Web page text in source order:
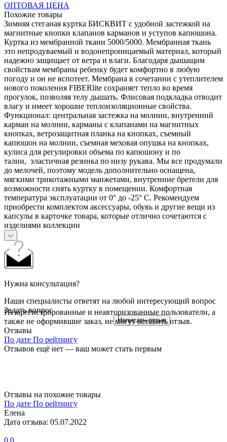
ОПТОВАЯ ЦЕНА
Похожие товары
Зимняя стеганая куртка БИСКВИТ с удобной застежкой на
магнитные кнопки клапанов карманов и уступов капюшона.
Куртка из мембранной ткани 5000/5000. Мембранная ткань
это непродуваемый и водонепроницаемый материал, который
надежно защищает от ветра и влаги. Благодаря дышащим
свойствам мембраны ребенку будет комфортно в любую
погоду и он не вспотеет. Мембрана в сочетании с утеплителем
нового поколения FIBERlite сохраняет тепло во время
прогулок, позволяя телу дышать. Флисовая подкладка отводит
влагу и имеет хорошие теплоизоляционные свойства.
Функционал: центральная застежка на молнии, внутренний
карман на молнии, карманы с клапанами на магнитных
кнопках, ветрозащитная планка на кнопках, съемный
капюшон на молнии, съемная меховая опушка на кнопках,
кулиса для регулировки объема по капюшону и по
талии, эластичная резинка по низу рукава. Мы все продумали
до мелочей, поэтому модель дополнительно оснащена,
мягкими трикотажными манжетами, внутренние бретели для
возможности снять куртку в помещении. Комфортная
температура эксплуатации от 0° до -25° С. Рекомендуем
приобрести комплектом аксессуары, обувь и другие вещи из
капсулы в карточке товара, которые отлично сочетаются с
изделиями коллекции
Нужна консультация?
Наши специалисты ответят на любой интересующий вопрос
Задать вопрос
Написать отзыв
Незарегистрированные и неавторизованные пользователи, а
также не оформившие заказ, не могут оставить отзыв.
Отзывы
По дате По рейтингу
Отзывов ещё нет — ваш может стать первым
Отзывы на похожие товары
По дате По рейтингу
Елена
Дата отзыва: 05.07.2022
0 0